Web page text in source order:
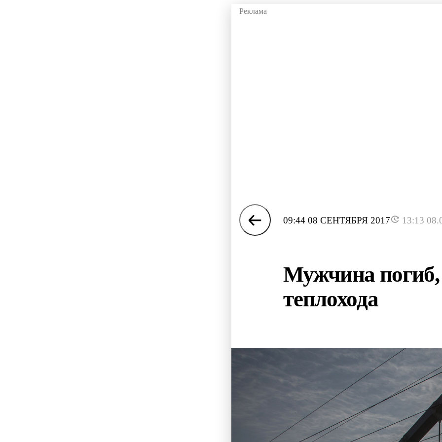
09:44 08 СЕНТЯБРЯ 2017 13:13
Мужчина погиб,
теплохода